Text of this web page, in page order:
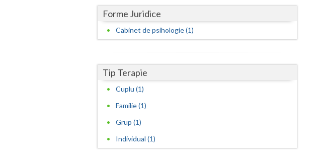
Hunedoara
Forme Juridice
Cabinet de psihologie (1)
Tip Terapie
Cuplu (1)
Familie (1)
Grup (1)
Individual (1)